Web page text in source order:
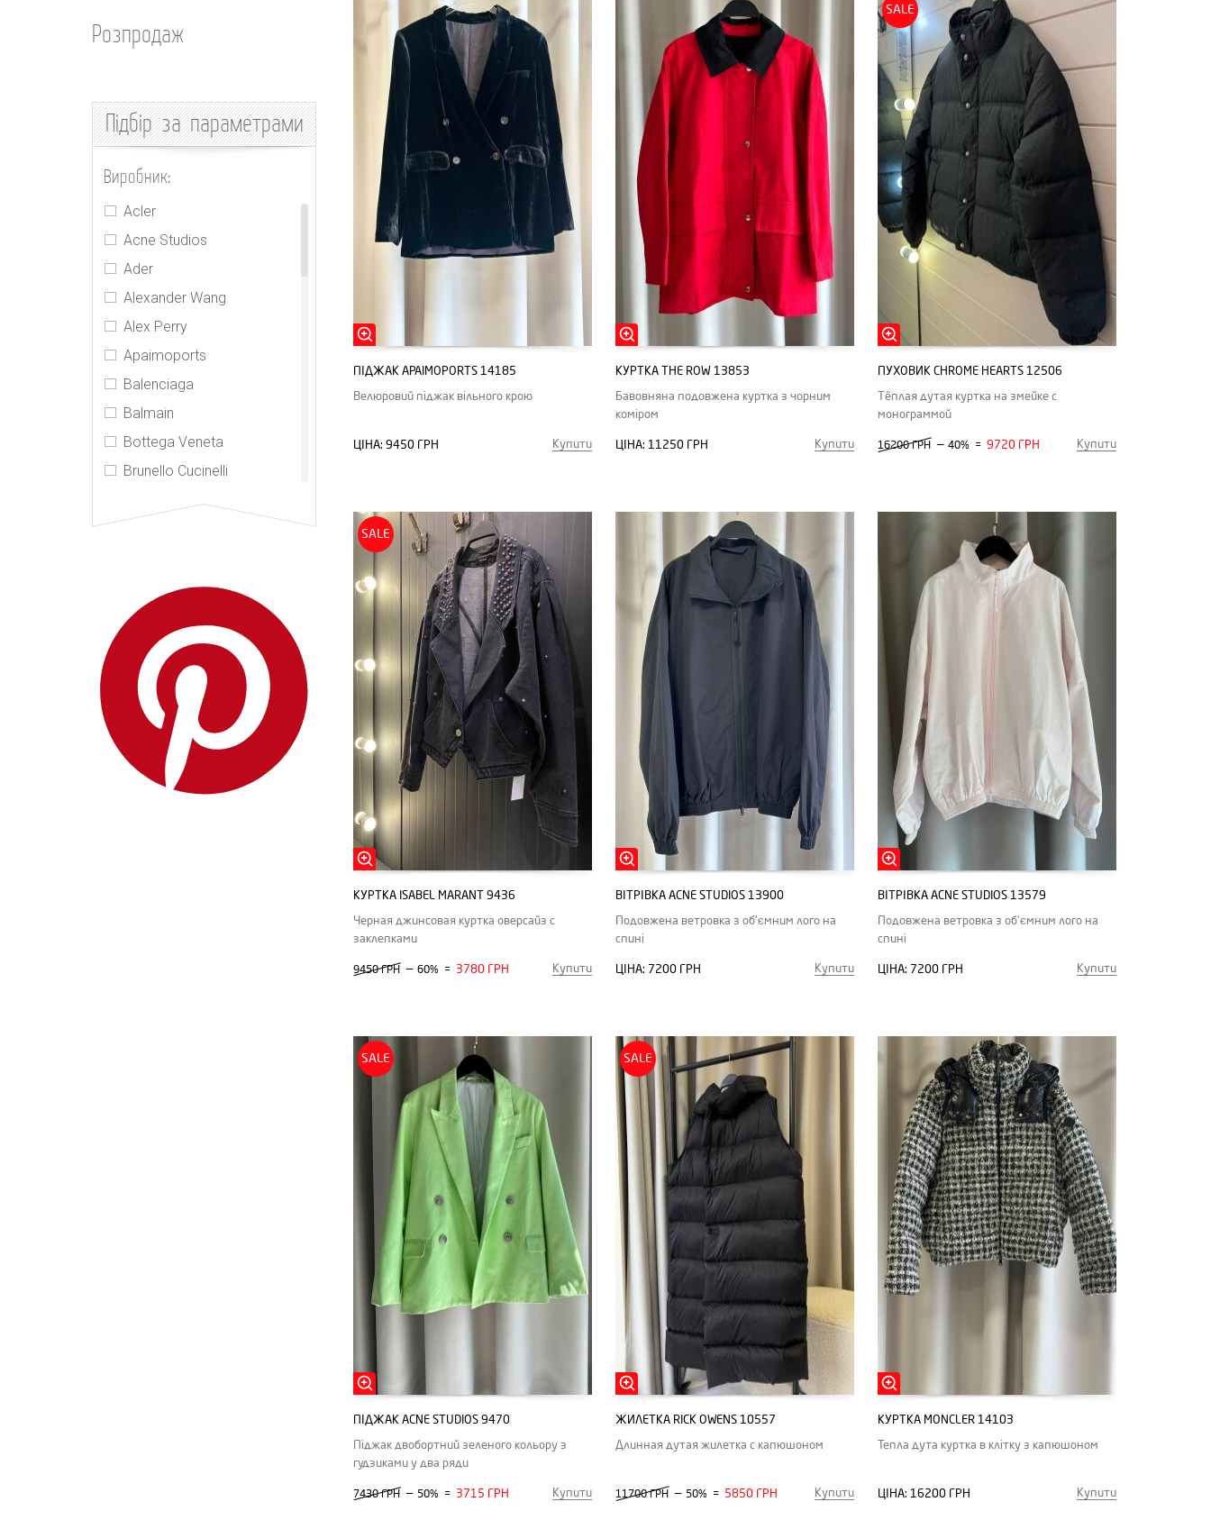
Розпродаж
Підбірза параметрами
Виробник:
Acler
Acne Studios
Ader
Alexander Wang
Alex Perry
Apaimoports
Balenciaga
Balmain
Bottega Veneta
Brunello Cucinelli
Chrome Hearts
Elizabeth and James
Gucci
Hermes
IENKI IENKI
Isabel Marant
Jacquemus
ПІДЖАК APAIMOPORTS 14185
Велюровий піджак вільного крою
ЦІНА: 9450 ГРН Купити
КУРТКА THE ROW 13853
Бавовняна подовжена куртка з чорним
коміром
ЦІНА: 11250 ГРН Купити
SALE
ПУХОВИК CHROME HEARTS 12506
Тёплая дутая куртка на змейке с
монограммой
16200 ГРН — 40% = 9720 ГРН Купити
SALE
КУРТКА ISABEL MARANT 9436
Черная джинсовая куртка оверсайз с
заклепками
9450 ГРН — 60% = 3780 ГРН Купити
ВІТРІВКА ACNE STUDIOS 13900
Подовжена ветровка з об'ємним лого на
спині
ЦІНА: 7200 ГРН Купити
ВІТРІВКА ACNE STUDIOS 13579
Подовжена ветровка з об'ємним лого на
спині
ЦІНА: 7200 ГРН Купити
SALE
ПІДЖАК ACNE STUDIOS 9470
Піджак двобортний зеленого кольору з
гудзиками у два ряди
7430 ГРН — 50% = 3715 ГРН Купити
SALE
ЖИЛЕТКА RICK OWENS 10557
Длинная дутая жилетка с капюшоном
11700 ГРН — 50% = 5850 ГРН Купити
КУРТКА MONCLER 14103
Тепла дута куртка в клітку з капюшоном
ЦІНА: 16200 ГРН Купити